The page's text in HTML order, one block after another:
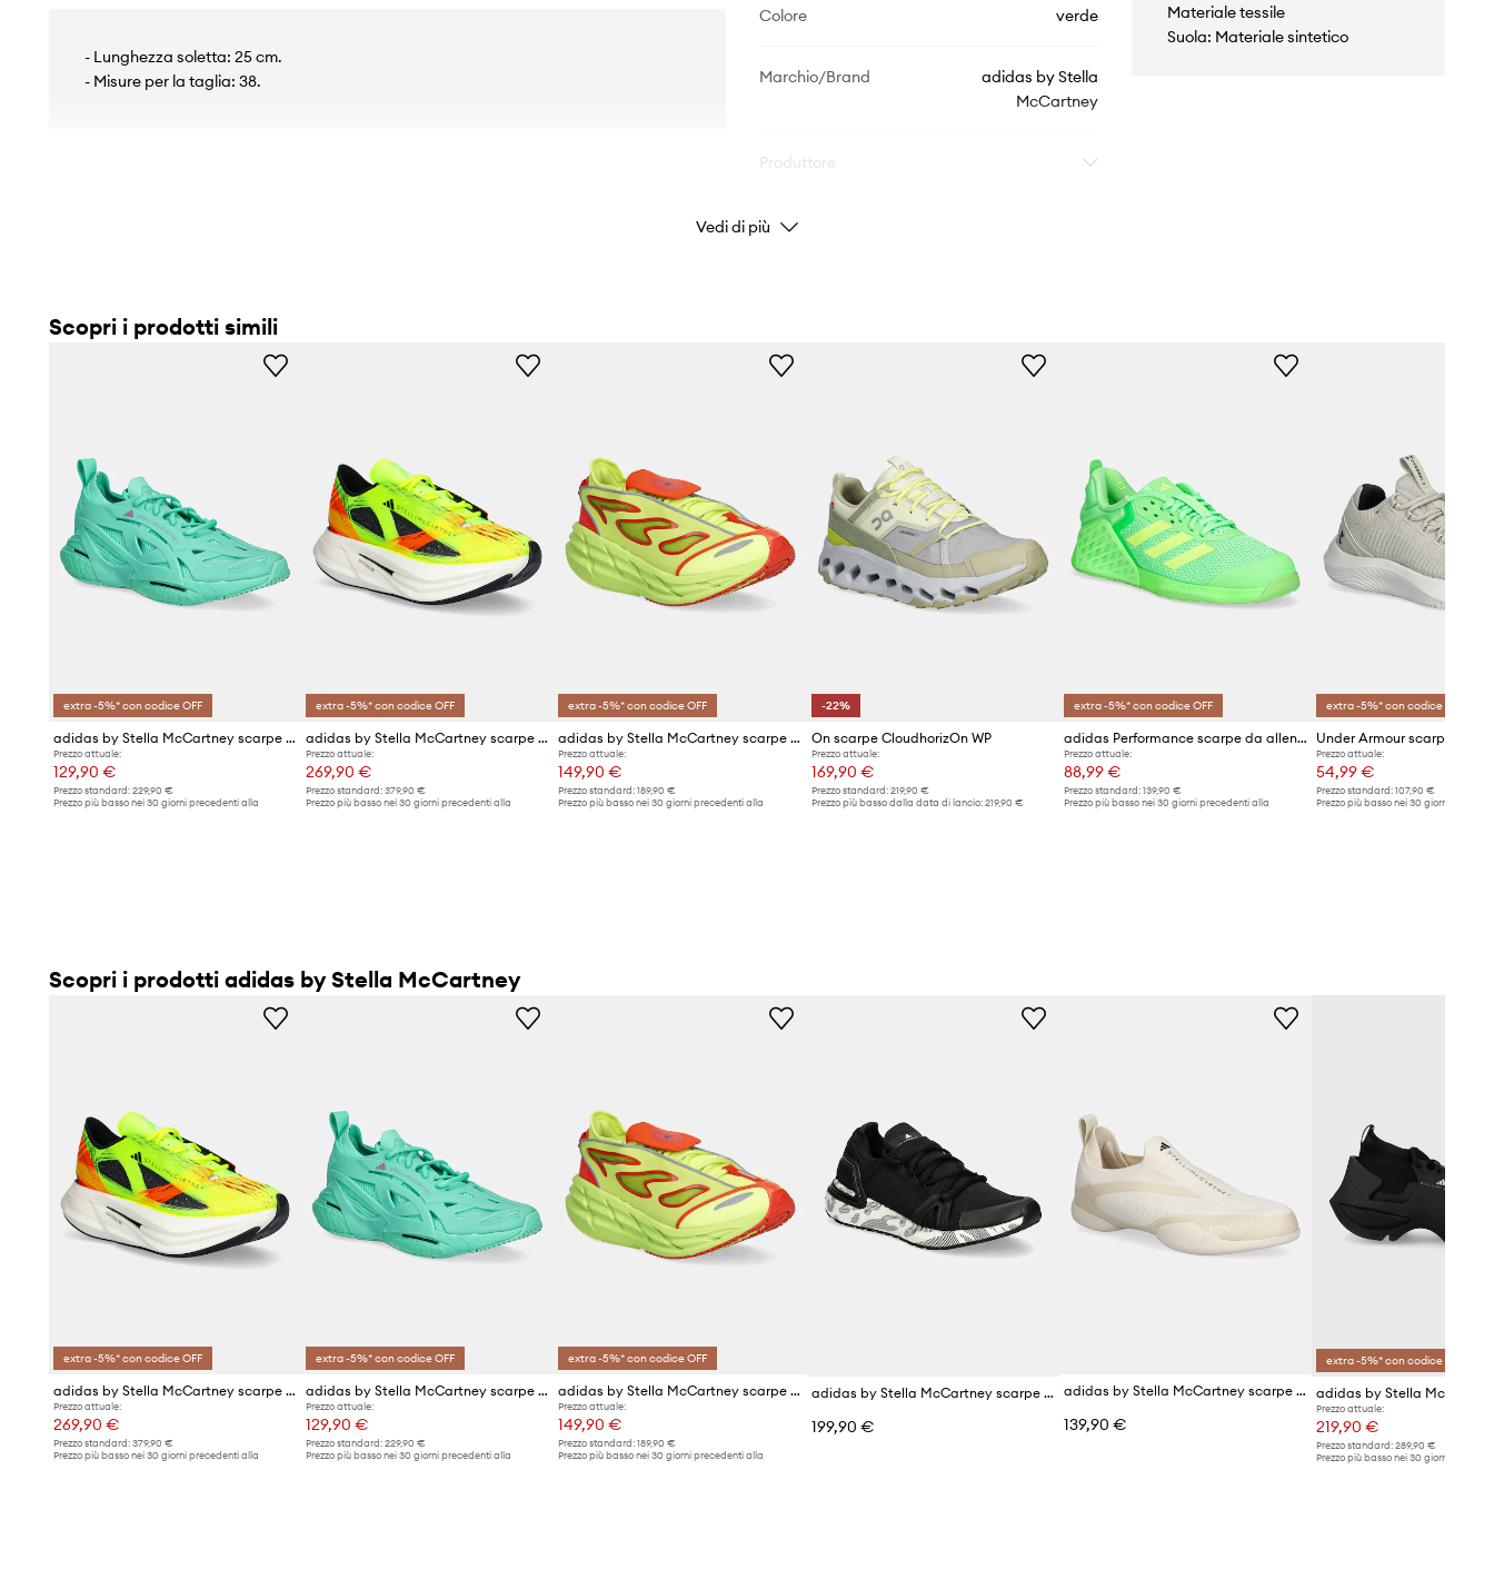
- Lunghezza soletta: 25 cm.
- Misure per la taglia: 38.
Colore verde
Marchio/Brand
adidas by Stella
McCartney
Produttore
ID prodotto
Materiale tessile
Suola: Materiale sintetico
Vedi di più
Scopri i prodotti simili
extra -5%* con codice OFF
adidas by Stella McCartney scarpe da corsa Solarglide
Prezzo attuale:
129,90 €
Prezzo standard: 229,90 €
Prezzo più basso nei 30 giorni precedenti alla
extra -5%* con codice OFF
adidas by Stella McCartney scarpe da corsa Prime X 2 Strung
Prezzo attuale:
269,90 €
Prezzo standard:379,90 €
Prezzo più basso nei 30 giorni precedenti alla
extra -5%* con codice OFF
adidas by Stella McCartney scarpe da corsa Adistar
Prezzo attuale:
149,90 €
Prezzo standard: 189,90 €
Prezzo più basso nei 30 giorni precedenti alla
-22%
On scarpe CloudhorizOn WP
Prezzo attuale:
169,90 €
Prezzo standard: 219,90 €
Prezzo più basso dalla data di lancio: 219,90 €
extra -5%* con codice OFF
adidas Performance scarpe da allenamento Dropset 3 Trainer
Prezzo attuale:
88,99 €
Prezzo standard:139,90 €
Prezzo più basso nei 30 giorni precedenti alla
extra -5%* con codice OFF
Prezzo attuale:
54,99 €
Prezzo standard: 107,90 €
Prezzo più basso nei 30 giorni
Scopri i prodotti adidas by Stella McCartney
extra -5%* con codice OFF
adidas by Stella McCartney scarpe da corsa Prime X 2 Strung
Prezzo attuale:
269,90 €
Prezzo standard: 379,90 €
Prezzo più basso nei 30 giorni precedenti alla
extra -5%* con codice OFF
adidas by Stella McCartney scarpe da corsa Solarglide
Prezzo attuale:
129,90 €
Prezzo standard:229,90 €
Prezzo più basso nei 30 giorni precedenti alla
extra -5%* con codice OFF
adidas by Stella McCartney scarpe da corsa Adistar
Prezzo attuale:
149,90 €
Prezzo standard: 189,90 €
Prezzo più basso nei 30 giorni precedenti alla
adidas by Stella McCartney scarpe da allenamento Ultraboost 20
199,90 €
adidas by Stella McCartney scarpe Taekwondo
139,90 €
extra -5%* con codice OFF
Prezzo attuale:
219,90 €
Prezzo standard: 289,90 €
Prezzo più basso nei 30 giorni